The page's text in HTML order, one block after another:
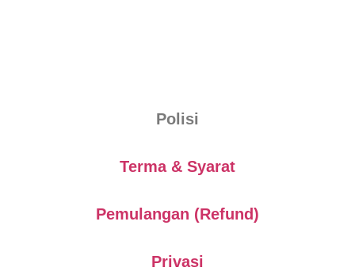
Polisi
Terma & Syarat
Pemulangan (Refund)
Privasi